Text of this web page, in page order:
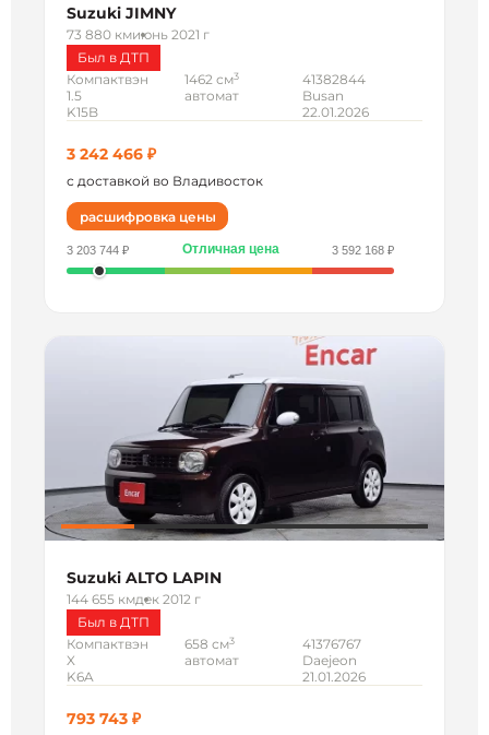
Suzuki JIMNY
73 880 кмиюнь 2021 г
Был в ДТП
Компактвэн
1.5
K15B
1462 см3
автомат
41382844
Busan
22.01.2026
3 242 466 ₽
с доставкой во Владивосток
расшифровка цены
3 203 744 ₽ Отличная цена 3 592 168 ₽
Suzuki ALTO LAPIN
144 655 кмдек 2012 г
Был в ДТП
Компактвэн
X
K6A
658 см3
автомат
41376767
Daejeon
21.01.2026
793 743 ₽